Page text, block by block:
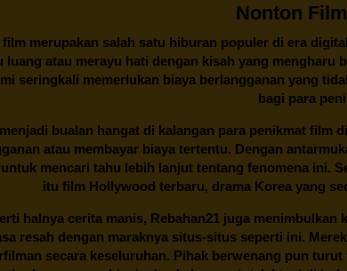
Nonton
merupakan salah satu hiburan populer di era
luang atau merayu hati dengan kisah yang
seringkali memerlukan biaya berlangganan yang
bagi para
bualan hangat di kalangan para penikmat film
atau membayar biaya tertentu. Dengan
mencari tahu lebih lanjut tentang fenomena ini.
itu film Hollywood terbaru, drama Korea yang
halnya cerita manis, Rebahan21 juga menimbulkan
resah dengan maraknya situs-situs seperti ini.
secara keseluruhan. Pihak berwenang pun